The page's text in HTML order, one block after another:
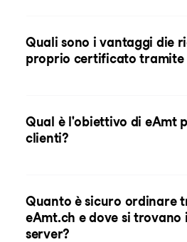
Quali sono i vantaggi die
proprio certificato tramite
Qual è l'obiettivo di eAmt
clienti?
Quanto è sicuro ordinare
eAmt.ch e dove si trovano
server?